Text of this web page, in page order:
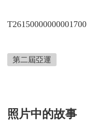
T26150000000001700
第二屆亞運
照片中的故事